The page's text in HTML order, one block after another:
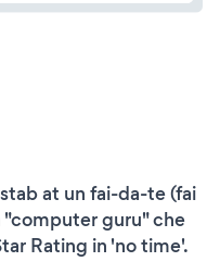
at un fai-da-te (fai
"computer guru" che
Rating in 'no time'.